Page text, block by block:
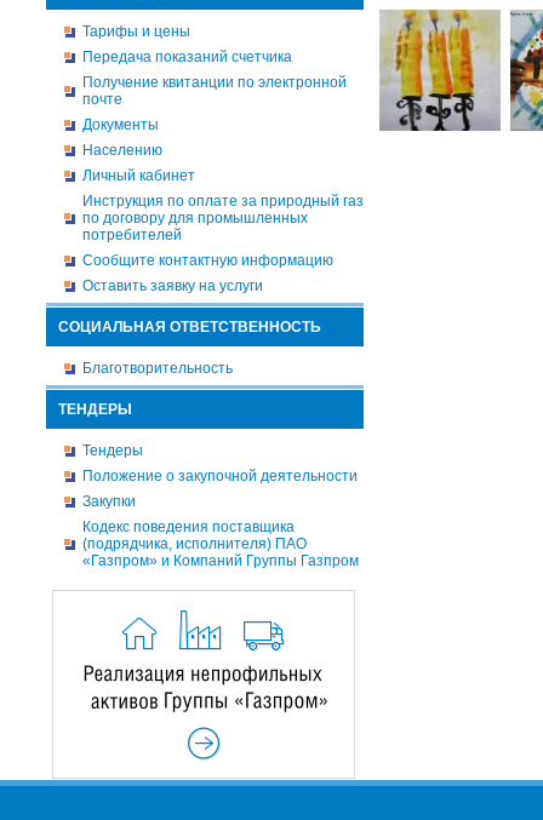
Тарифы и цены
Передача показаний счетчика
Получение квитанции по электронной
почте
Документы
Населению
Личный кабинет
Инструкция по оплате за природный газ
по договору для промышленных
потребителей
Сообщите контактную информацию
Оставить заявку на услуги
СОЦИАЛЬНАЯ ОТВЕТСТВЕННОСТЬ
Благотворительность
ТЕНДЕРЫ
Тендеры
Положение о закупочной деятельности
Закупки
Кодекс поведения поставщика
(подрядчика, исполнителя) ПАО
«Газпром» и Компаний Группы Газпром